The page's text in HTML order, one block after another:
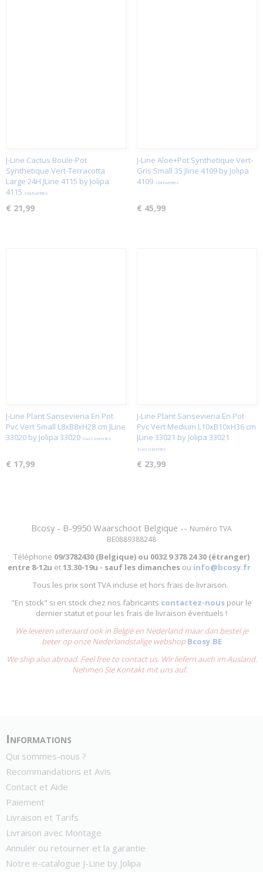
J-Line Cactus Boule-Pot
Synthetique Vert-Terracotta
Large 24H JLine 4115 by Jolipa
4115 statuettes
€ 21,99
J-Line Aloe+Pot Synthetique Vert-
Gris Small 35 Jline 4109 by Jolipa
4109 statuettes
€ 45,99
J-Line Plant Sansevieria En Pot
Pvc Vert Small L8xB8xH28 cm JLine
33020 by Jolipa 33020 Succulentes
€ 17,99
J-Line Plant Sansevieria En Pot
Pvc Vert Medium L10xB10xH36 cm
JLine 33021 by Jolipa 33021
Succulentes
€ 23,99
Bcosy - B-9950 Waarschoot Belgique -- Numéro TVA
BE0889388248
Téléphone 09/3782430 (Belgique) ou 0032 9 378 24 30 (étranger)
entre 8-12u et13.30-19u - sauf les dimanchesou info@bcosy.fr
Tous les prix sont TVA incluse et hors frais de livraison.
"En stock" si en stock chez nos fabricants contactez-nous pour le
dernier statut et pour les frais de livraison éventuels !
We leveren uiteraard ook in België en Nederland maar dan bestel je
beter op onze Nederlandstalige webshopBcosy.BE
We ship also abroad. Feel free to contact us. Wir liefern auch im Ausland.
Nehmen Sie Kontakt mit uns auf.
Informations
Qui sommes-nous ?
Recommandations et Avis
Contact et Aide
Paiement
Livraison et Tarifs
Livraison avec Montage
Annuler ou retourner et la garantie
Notre e-catalogue J-Line by Jolipa